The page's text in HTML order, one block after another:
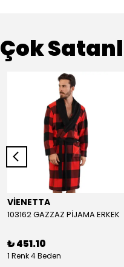
Çok
VİENETTA
103162 GAZZAZ PİJAMA ERKEK
₺ 451.10
1 Renk 4 Beden